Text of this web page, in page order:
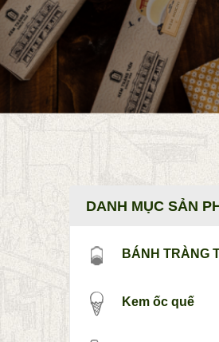
DANH MỤC SẢN
BÁNH TRÀNG
Kem ốc quế